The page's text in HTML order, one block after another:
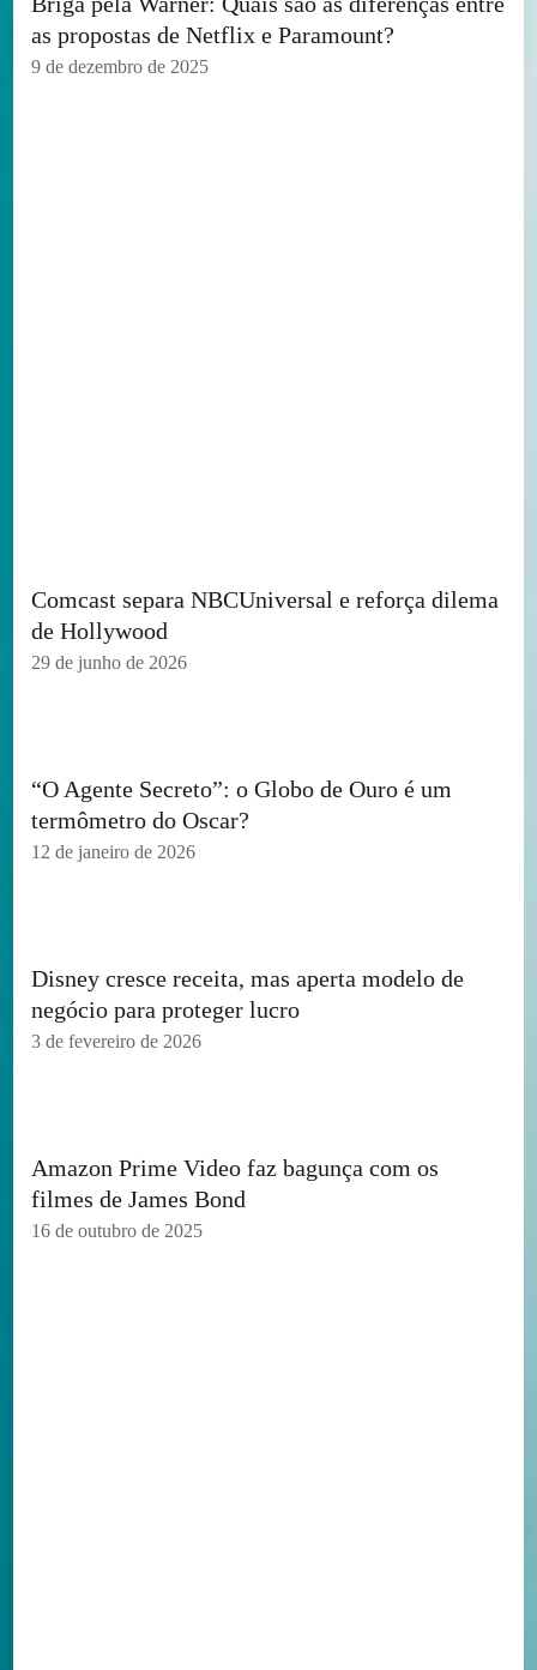
as propostas de Netflix e Paramount?
9 de dezembro de 2025
Comcast separa NBCUniversal e reforça dilema
de Hollywood
29 de junho de 2026
“O Agente Secreto”: o Globo de Ouro é um
termômetro do Oscar?
12 de janeiro de 2026
Disney cresce receita, mas aperta modelo de
negócio para proteger lucro
3 de fevereiro de 2026
Amazon Prime Video faz bagunça com os
filmes de James Bond
16 de outubro de 2025